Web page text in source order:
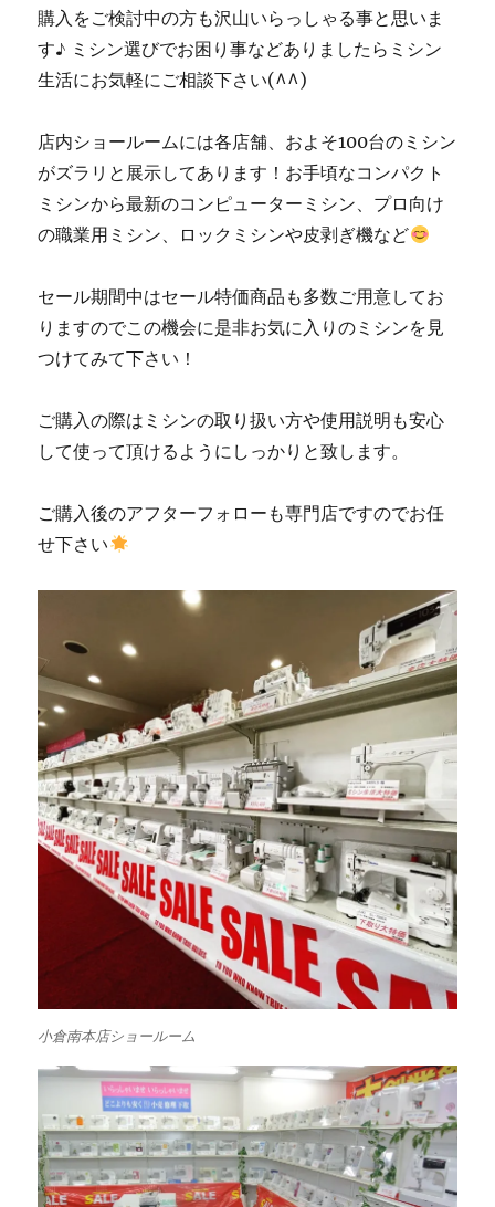
修
販
売
店
「ミ
シ
生
に
購入をご検討中の方も沢山いらっしゃる事と思いま
す♪ ミシン選びでお困り事などありましたらミシン
生活にお気軽にご相談下さい(^^)
店内ショールームには各店舗、およそ100台のミシン
がズラリと展示してあります！お手頃なコンパクト
ミシンから最新のコンピューターミシン、プロ向け
の職業用ミシン、ロックミシンや皮剥ぎ機など
セール期間中はセール特価商品も多数ご用意してお
りますのでこの機会に是非お気に入りのミシンを見
つけてみて下さい！
ご購入の際はミシンの取り扱い方や使用説明も安心
して使って頂けるようにしっかりと致します。
ご購入後のアフターフォローも専門店ですのでお任
せ下さい
小倉南本店ショールーム